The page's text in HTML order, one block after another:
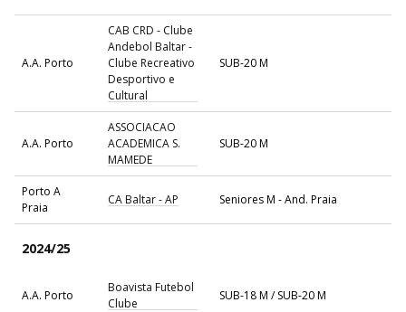
A.A. Porto
CAB CRD - Clube
Andebol Baltar -
Clube Recreativo
Desportivo e
Cultural
SUB-20 M
A.A. Porto
ASSOCIACAO
ACADEMICA S.
MAMEDE
SUB-20 M
Porto A
Praia
CA Baltar - AP Seniores M - And. Praia
2024/25
A.A. Porto
Boavista Futebol
Clube
SUB-18 M / SUB-20 M